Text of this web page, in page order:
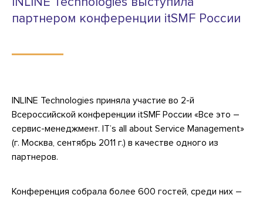
партнером конференции itSMF России
INLINE Technologies приняла участие во 2-й
Всероссийской конференции itSMF России «Все это –
сервис-менеджмент. IT’s all about Service Management»
(г. Москва, сентябрь 2011 г.) в качестве одного из
партнеров.
Конференция собрала более 600 гостей, среди них –